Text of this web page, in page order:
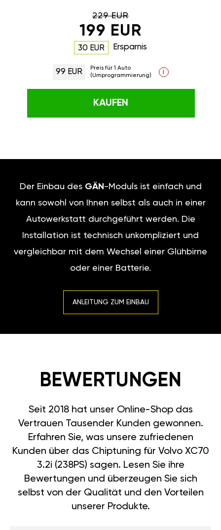
229 EUR
199 EUR
30 EUR Ersparnis
99 EUR
Preis für 1 Auto
(Umprogrammierung)
i
KAUFEN
Der Einbau des GÄN -Moduls ist einfach und
kann sowohl von Ihnen selbst als auch in einer
Autowerkstatt durchgeführt werden. Die
Installation ist technisch unkompliziert und
vergleichbar mit dem Wechsel einer Glühbirne
oder einer Batterie.
ANLEITUNG ZUM EINBAU
BEWERTUNGEN
Seit 2018 hat unser Online-Shop das
Vertrauen Tausender Kunden gewonnen.
Erfahren Sie, was unsere zufriedenen
Kunden über das Chiptuning für Volvo XC70
3.2i (238PS) sagen. Lesen Sie ihre
Bewertungen und überzeugen Sie sich
selbst von der Qualität und den Vorteilen
unserer Produkte.